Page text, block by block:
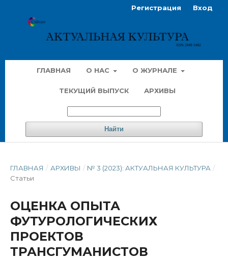
ГЛАВНАЯ О НАС О ЖУРНАЛЕ
ТЕКУЩИЙ ВЫПУСК АРХИВЫ
Найти
Регистрация Вход
ГЛАВНАЯ / АРХИВЫ / № 3 (2023): АКТУАЛЬНАЯ КУЛЬТУРА /
Статьи
ОЦЕНКА ОПЫТА
ФУТУРОЛОГИЧЕСКИХ
ПРОЕКТОВ
ТРАНСГУМАНИСТОВ